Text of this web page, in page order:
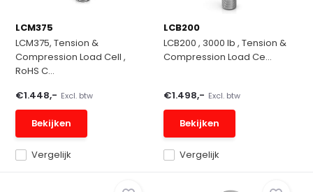
LCM375
LCM375, Tension &
Compression Load Cell ,
RoHS C...
Vergelijk
€1.448,- Excl. btw
Bekijken
LCB200
LCB200 , 3000 lb , Tension &
Compression Load Ce...
Vergelijk
€1.498,- Excl. btw
Bekijken